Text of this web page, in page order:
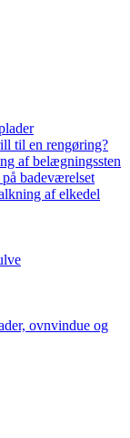
til en rengøring?
af belægningssten
badeværelset
af elkedel
ovnvindue og